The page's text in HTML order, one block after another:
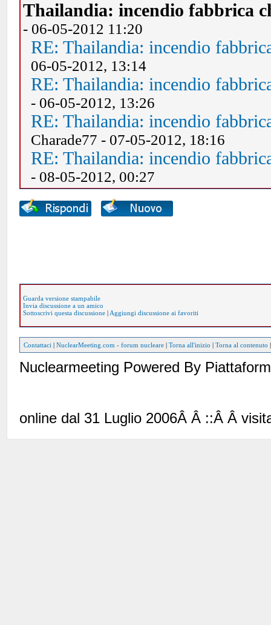
Thailandia: incendio fabbrica
- 06-05-2012 11:20
RE: Thailandia: incendio
06-05-2012, 13:14
RE: Thailandia: incendio
- 06-05-2012, 13:26
RE: Thailandia: incendio
Charade77 - 07-05-2012, 18:16
RE: Thailandia: incendio
- 08-05-2012, 00:27
Guarda versione stampabile
Invia discussione a un amico
Sottoscrivi questa discussione | Aggiungi discussione ai favoriti
Contattaci |NuclearMeeting.com - forum nucleare |Torna all'inizio |Torna al contenuto
Nuclearmeeting Powered By
online dal 31 Luglio 2006Â Â ::Â Â